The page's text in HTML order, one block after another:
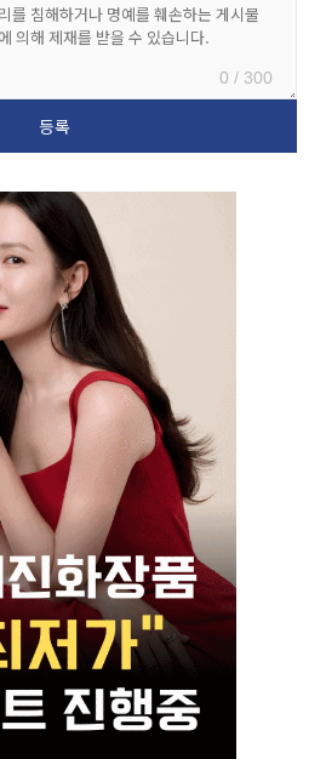
0 / 300